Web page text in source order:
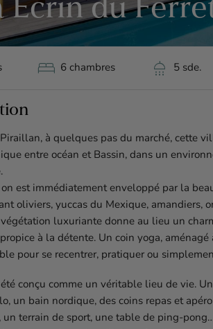
Écrin du
bed 6 chambres shower 5 sde.
à quelques pas du marché, cette
entre océan et Bassin, dans un
on est immédiatement enveloppé par la
oliviers, yuccas du Mexique, amandiers,
luxuriante donne au lieu un
à la détente. Un coin yoga, aménagé
pour se recentrer, pratiquer ou
été conçu comme un véritable lieu de vie.
un bain nordique, des coins repas et
un terrain de sport, une table de ping-